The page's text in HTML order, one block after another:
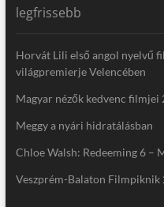
legfrissebb
Horvát Lili első angol nyelvű
világpremierje Velencében
Magyar nézők kedvenc filmjei
Meggy a nyári hidratálásban
Chloe Walsh: Redeeming 6 –
Veszprém-Balaton